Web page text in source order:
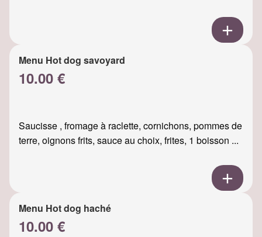
Menu Hot dog savoyard
10.00 €
Saucisse , fromage à raclette, cornichons, pommes de
terre, oignons frits, sauce au choix, frites, 1 boisson ...
Menu Hot dog haché
10.00 €